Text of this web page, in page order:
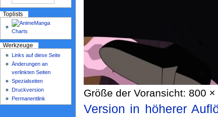
Größe der Voransicht: 800
Version in höherer
Toplists
Werkzeuge
Links auf diese Seite
Änderungen an
verlinkten Seiten
Spezialseiten
Druckversion
Permanentlink